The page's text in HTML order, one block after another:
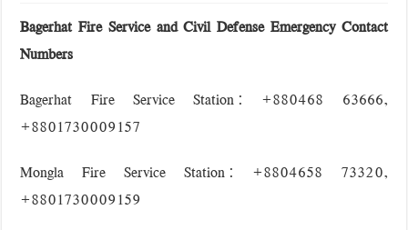
সুন্দরবনে ফাঁদসহ হরিণ শিকারী আটক
বাগেরহাটে পুলিশের অভিযানে ৪টি আগ্নেয়াস্ত্রসহ আটক ১১
‘বড় নাশকতার জন্য’ অস্ত্র নিয়ে বাগেরহাটে ঢুকছিল তারা
Bagerhat Fire Service and Civil Defense EmergencyContact
Numbers
Bagerhat Fire Service Station: +880468 63666,
+8801730009157
Mongla Fire Service Station: +8804658 73320,
+8801730009159